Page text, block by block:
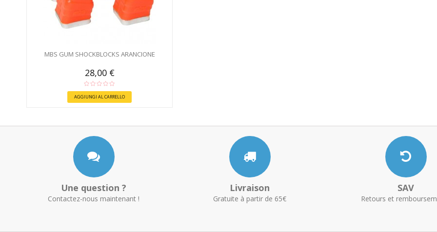
MBS GUM SHOCKBLOCKS ARANCIONE
28,00 €
AGGIUNGI AL CARRELLO
Une question ?
Contactez-nous maintenant !
Livraison
Gratuite à partir de 65€
SAV
Retours et